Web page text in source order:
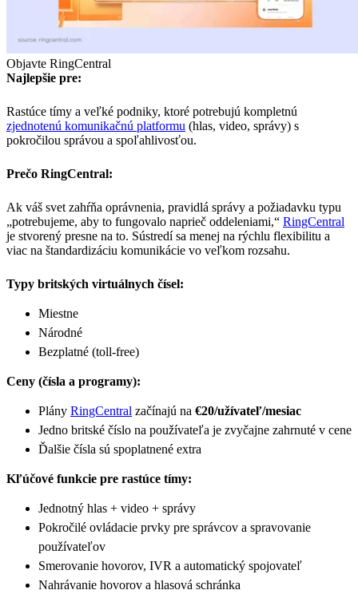
Objavte RingCentral
Najlepšie pre:
Rastúce tímy a veľké podniky, ktoré potrebujú kompletnú
zjednotenú komunikačnú platformu (hlas, video, správy) s
pokročilou správou a spoľahlivosťou.
Prečo RingCentral:
Ak váš svet zahŕňa oprávnenia, pravidlá správy a požiadavku typu
„potrebujeme, aby to fungovalo naprieč oddeleniami,“ RingCentral
je stvorený presne na to. Sústredí sa menej na rýchlu flexibilitu a
viac na štandardizáciu komunikácie vo veľkom rozsahu.
Typy britských virtuálnych čísel:
Miestne
Národné
Bezplatné (toll-free)
Ceny (čísla a programy):
Plány RingCentral začínajú na €20/užívateľ/mesiac
Jedno britské číslo na používateľa je zvyčajne zahrnuté v cene
Ďalšie čísla sú spoplatnené extra
Kľúčové funkcie pre rastúce tímy:
Jednotný hlas + video + správy
Pokročilé ovládacie prvky pre správcov a spravovanie
používateľov
Smerovanie hovorov, IVR a automatický spojovateľ
Nahrávanie hovorov a hlasová schránka